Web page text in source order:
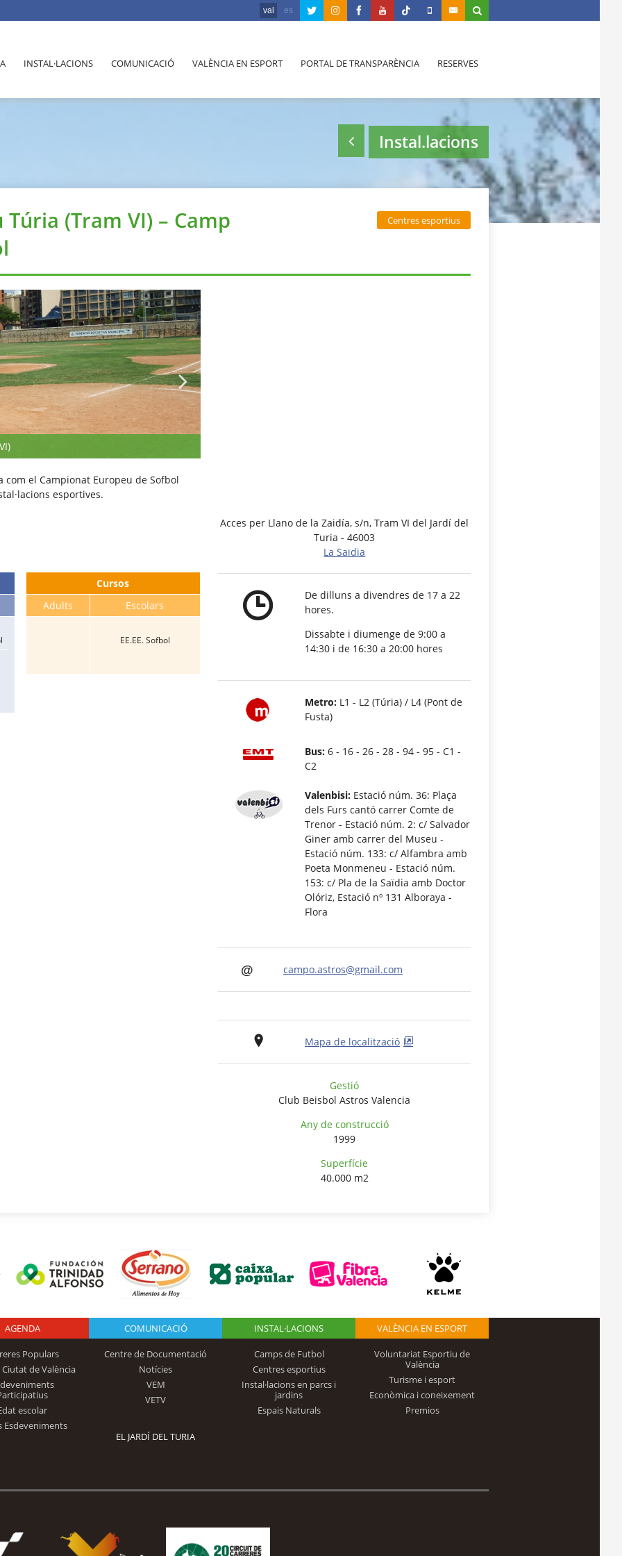
val es
INSTAL·LACIONS COMUNICACIÓ VALÈNCIA EN ESPORT PORTAL DE TRANSPARÈNCIA RESERVES
Instal.lacions
Túria (Tram VI) – Camp
Centres esportius
el Campionat Europeu de Sofbol
esportives.
Cursos
Adults
Escolars
EE.EE. Sofbol
Acces per Llano de la Zaidía, s/n, Tram VI del Jardí del
Turia - 46003
La Saïdia
De dilluns a divendres de 17 a 22
hores.
Dissabte i diumenge de 9:00 a
14:30 i de 16:30 a 20:00 hores
Metro: L1 - L2 (Túria) / L4 (Pont de
Fusta)
Bus: 6 - 16 - 26 - 28 - 94 - 95 - C1 -
C2
Valenbisi: Estació núm. 36: Plaça
dels Furs cantó carrer Comte de
Trenor - Estació núm. 2: c/ Salvador
Giner amb carrer del Museu -
Estació núm. 133: c/ Alfambra amb
Poeta Monmeneu - Estació núm.
153: c/ Pla de la Saïdia amb Doctor
Olóriz, Estació nº 131 Alboraya -
Flora
campo.astros@gmail.com
Mapa de localització
Gestió
Club Beisbol Astros Valencia
Any de construcció
1999
Superfície
40.000 m2
Logo Fundación
Trinidad Alfonso
AGENDA
Populars
de València
escolar
Esdeveniments
COMUNICACIÓ
Centre de Documentació
Notícies
VEM
VETV
INSTAL·LACIONS
Camps de Futbol
Centres esportius
Instal·lacions en parcs i
jardins
Espais Naturals
VALÈNCIA EN ESPORT
Voluntariat Esportiu de
València
Turisme i esport
Econòmica i coneixement
Premios
EL JARDÍ DEL TURIA